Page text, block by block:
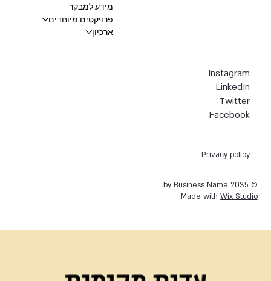
Privacy policy
© 2035 by Business Name.
Made with Wix Studio
Instagram
LinkedIn
Twitter
Facebook
מידע למבקר
פרויקטים מיוחדים
ארכיון